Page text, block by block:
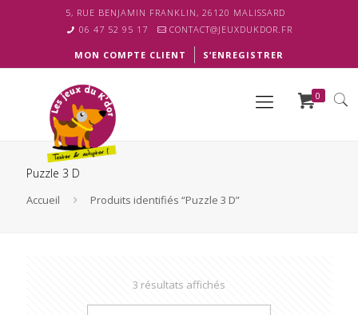
5, RUE BENJAMIN FRANKLIN, 26120 MALISSARD
06 47 52 95 17
CONTACT@JEUXDUKDOR.FR
MON COMPTE CLIENT S’ENREGISTRER
0
Puzzle 3 D
Accueil Produits identifiés “Puzzle 3 D”
3 résultats affichés